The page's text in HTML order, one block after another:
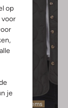
op
voor
je
Laatste items